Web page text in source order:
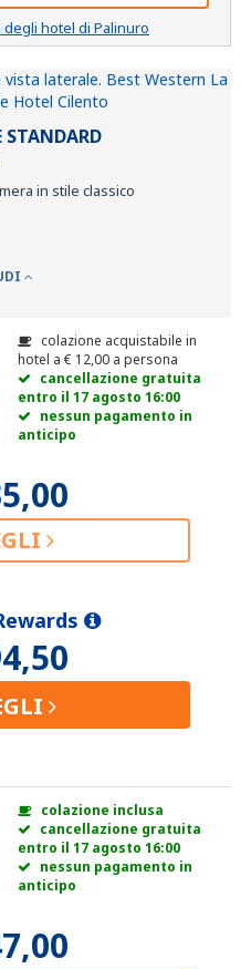
degli hotel di Palinuro
in stile classico
colazione acquistabile in
hotel a€ 12,00 a persona
cancellazione gratuita
entro il 17 agosto 16:00
nessun pagamento in
anticipo
colazione inclusa
cancellazione gratuita
entro il 17 agosto 16:00
nessun pagamento in
anticipo